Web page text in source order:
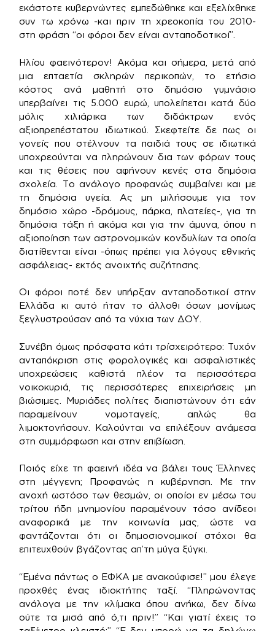
εκάστοτε κυβερνώντες εμπεδώθηκε και εξελίχθηκε
συν τω χρόνω -και πριν τη χρεοκοπία του 2010-
στη φράση “οι φόροι δεν είναι ανταποδοτικοί”.
Ηλίου φαεινότερον! Ακόμα και σήμερα, μετά από
μια επταετία σκληρών περικοπών, το ετήσιο
κόστος ανά μαθητή στο δημόσιο γυμνάσιο
υπερβαίνει τις 5.000 ευρώ, υπολείπεται κατά δύο
μόλις χιλιάρικα των διδάκτρων ενός
αξιοπρεπέστατου ιδιωτικού. Σκεφτείτε δε πως οι
γονείς που στέλνουν τα παιδιά τους σε ιδιωτικά
υποχρεούνται να πληρώνουν δια των φόρων τους
και τις θέσεις που αφήνουν κενές στα δημόσια
σχολεία. Το ανάλογο προφανώς συμβαίνει και με
τη δημόσια υγεία. Ας μη μιλήσουμε για τον
δημόσιο χώρο -δρόμους, πάρκα, πλατείες-, για τη
δημόσια τάξη ή ακόμα και για την άμυνα, όπου η
αξιοποίηση των αστρονομικών κονδυλίων τα οποία
διατίθενται είναι -όπως πρέπει για λόγους εθνικής
ασφάλειας- εκτός ανοιχτής συζήτησης.
Οι φόροι ποτέ δεν υπήρξαν ανταποδοτικοί στην
Ελλάδα κι αυτό ήταν το άλλοθι όσων μονίμως
ξεγλυστρούσαν από τα νύχια των ΔΟΥ.
Συνέβη όμως πρόσφατα κάτι τρίσχειρότερο: Τυχόν
ανταπόκριση στις φορολογικές και ασφαλιστικές
υποχρεώσεις καθιστά πλέον τα περισσότερα
νοικοκυριά, τις περισσότερες επιχειρήσεις μη
βιώσιμες. Μυριάδες πολίτες διαπιστώνουν ότι εάν
παραμείνουν νομοταγείς, απλώς θα
λιμοκτονήσουν. Καλούνται να επιλέξουν ανάμεσα
στη συμμόρφωση και στην επιβίωση.
Ποιός είχε τη φαεινή ιδέα να βάλει τους Έλληνες
στη μέγγενη; Προφανώς η κυβέρνηση. Με την
ανοχή ωστόσο των θεσμών, οι οποίοι εν μέσω του
τρίτου ήδη μνημονίου παραμένουν τόσο ανίδεοι
αναφορικά με την κοινωνία μας, ώστε να
φαντάζονται ότι οι δημοσιονομικοί στόχοι θα
επιτευχθούν βγάζοντας απ’τη μύγα ξύγκι.
“Εμένα πάντως ο ΕΦΚΑ με ανακούφισε!” μου έλεγε
προχθές ένας ιδιοκτήτης ταξί. “Πληρώνοντας
ανάλογα με την κλίμακα όπου ανήκω, δεν δίνω
ούτε τα μισά από ό,τι πριν!” “Και γιατί έχεις το